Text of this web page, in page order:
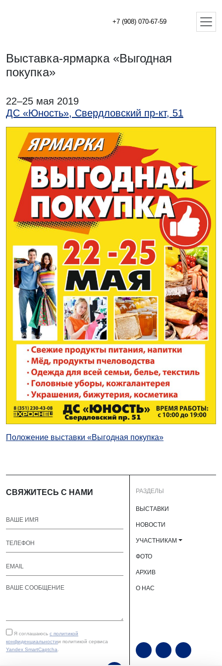
+7 (908) 070-67-59
Выставка-ярмарка «Выгодная
покупка»
22–25 мая 2019
ДС «Юность», Свердловский пр-кт, 51
Положение выставки «Выгодная покупка»
СВЯЖИТЕСЬ С НАМИ
Я соглашаюсь с политикой
конфиденциальностии политикой сервиса
Yandex SmartCaptcha
РАЗДЕЛЫ
ВЫСТАВКИ
НОВОСТИ
УЧАСТНИКАМ
ФОТО
АРХИВ
О НАС